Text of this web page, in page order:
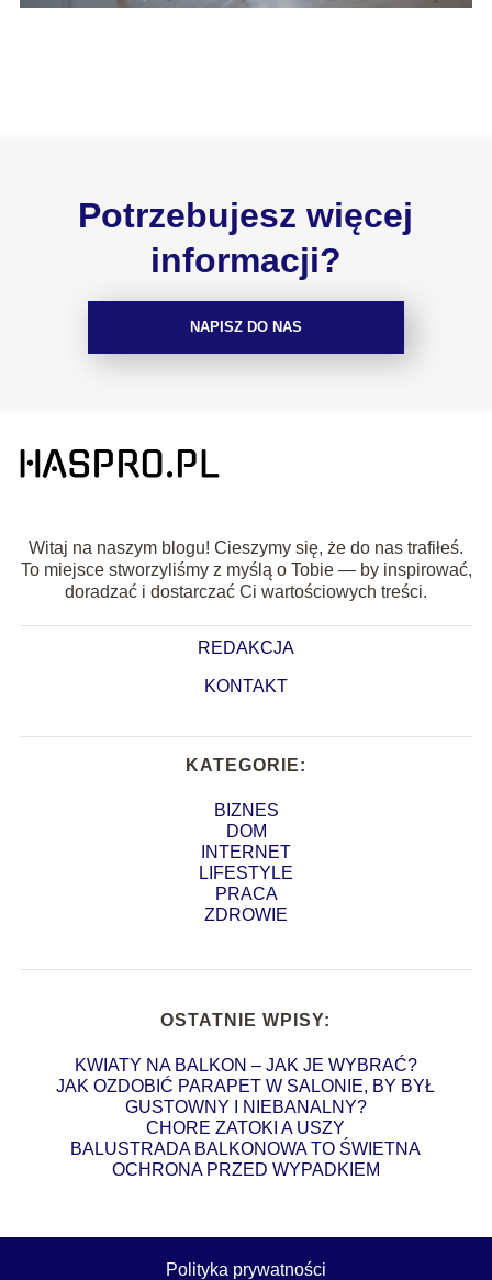
Potrzebujesz więcej
informacji?
NAPISZ DO NAS
Witaj na naszym blogu! Cieszymy się, że do nas trafiłeś.
To miejsce stworzyliśmy z myślą o Tobie — by inspirować,
doradzać i dostarczać Ci wartościowych treści.
REDAKCJA
KONTAKT
KATEGORIE:
BIZNES
DOM
INTERNET
LIFESTYLE
PRACA
ZDROWIE
OSTATNIE WPISY:
KWIATY NA BALKON – JAK JE WYBRAĆ?
JAK OZDOBIĆ PARAPET W SALONIE, BY BYŁ
GUSTOWNY I NIEBANALNY?
CHORE ZATOKI A USZY
BALUSTRADA BALKONOWA TO ŚWIETNA
OCHRONA PRZED WYPADKIEM
Polityka prywatności